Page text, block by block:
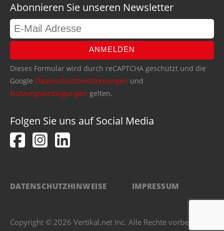
Abonnieren Sie unseren Newsletter
ANMELDEN
Dieses Formular wird durch reCAPTCHA geschützt und die
Google Datenschutzbestimmungen und
Nutzungsbedingungen gelten.
Folgen Sie uns auf Social Media
DATENSCHUTZHINWEISE IMPRESSUM
Copyright © 2026 Vertikal.net Inc. Alle Rechte vorbehalten.